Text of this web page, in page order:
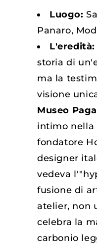
Luogo:
Panaro,
L'eredità:
storia di
ma la
visione
Museo
intimo nella
fondatore
designer
vedeva
fusione di
atelier, non
celebra la
carbonio